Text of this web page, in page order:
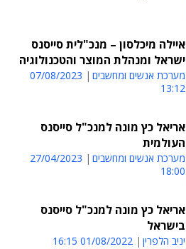
איילה מיכלסון – מנכ"לית סייסנס
ישראל ומנהלת המוצר והטכנולוגיה
מערכת אנשים ומחשבים
07/08/2023
13:12
אריאל כץ מונה למנכ"ל סייסנס
העולמית
מערכת אנשים ומחשבים
27/04/2023
18:00
אריאל כץ מונה למנכ"ל סייסנס
בישראל
יניב הלפרין 01/08/2022 16:15